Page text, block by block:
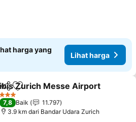
harga yang
Lihat harga
BagikanTambahkan ke favorit
ibis Zurich Messe Airport
3 Bintang
7,8 Baik
11.797
3.9 km dari Bandar Udara Zurich